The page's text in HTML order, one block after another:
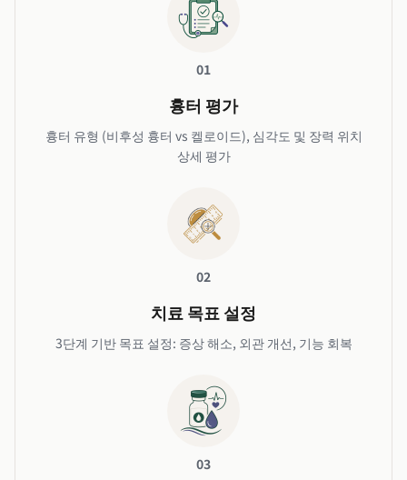
01
흉터 평가
흉터 유형 (비후성 흉터 vs 켈로이드), 심각도 및 장력 위치
상세 평가
02
치료 목표 설정
3단계 기반 목표 설정: 증상 해소, 외관 개선, 기능 회복
03